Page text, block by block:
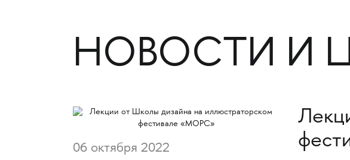
НОВОСТИ И
06 октября 2022